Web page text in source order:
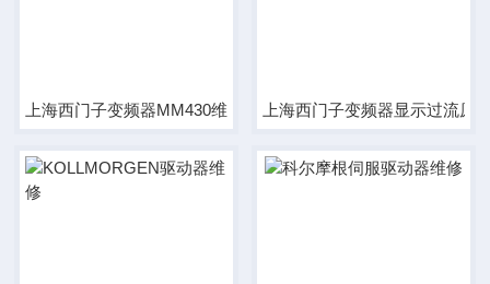
上海西门子变频器MM430维修 上海西门子变频器显示过流原